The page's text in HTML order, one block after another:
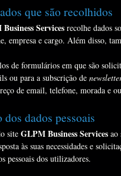
que são recolhidos
Services recolhe dados
empresa e cargo. Além disso,
de formulários em que são
ou para a subscrição de
de email, telefone, morada e
dados pessoais
site GLPM Business Services ao
às suas necessidades e
pessoais dos utilizadores.